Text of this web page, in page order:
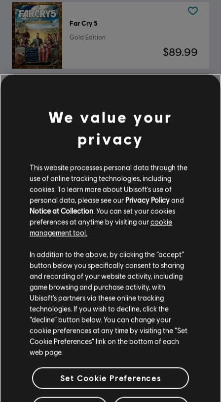
Far Cry 5
Gold Edition
$89.99
Standard Edition
Mostrando2de2elementos
¿Buscas los últimos videojuegos para PC? ¡Todo está enUbisoft Store
la experiencia de juego definitiva con nuevos juegos, pases de temporada y más
contenido adicional
de Ubisoft Store. Con ofertas periódicas y especiales, podrás
conseguir grandes ofertas en videojuegos de las principales franquicias de Ubisoft
recompensas descuentos exclusivos
We value your
privacy
This website processes personal data through the
use of online tracking technologies, including
cookies. To learn more about Ubisoft's use of
personal data, please see our Privacy Policyand
Notice at Collection . You can set your cookies
preferences at anytime by visiting ourcookie
management tool.
In addition to the above, by clicking the “accept”
button below you specifically consent to sharing
and recording of your website activity, including
game browsing and purchase activity, with
Ubisoft’s partners via these online tracking
technologies. If you wish to decline, click the
“decline” button below. You can change your
cookie preferences at any time by visiting the “Set
Cookie Preferences” link on the bottom of each
web page.
Set Cookie Preferences